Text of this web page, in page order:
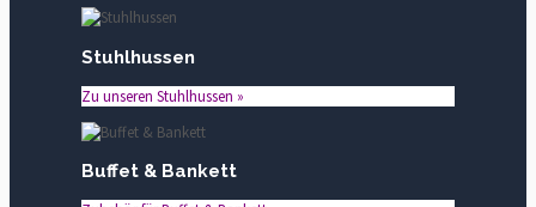
Stuhlhussen
Zu unseren Stuhlhussen »
Buffet & Bankett